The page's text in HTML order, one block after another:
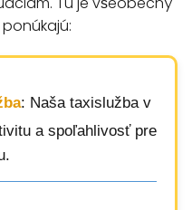
: Naša taxislužba v
a spoľahlivosť pre